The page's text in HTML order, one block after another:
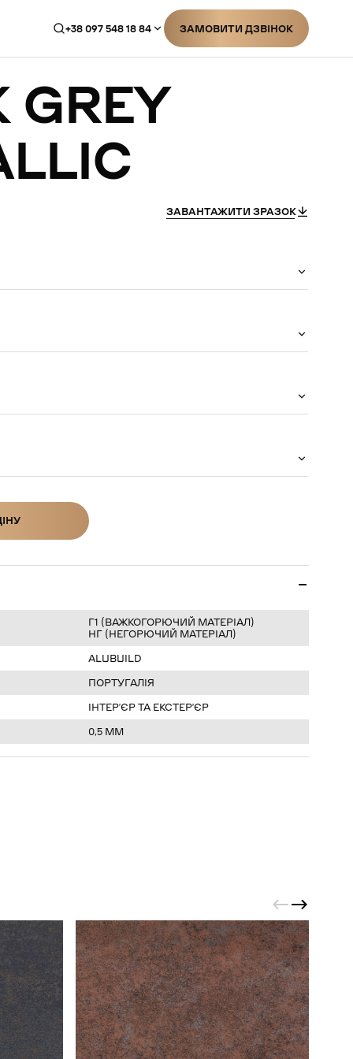
+38 097 548 18 84 ЗАМОВИТИ ДЗВІНОК
GREY
ЗАВАНТАЖИТИ ЗРАЗОК
Г1 (ВАЖКОГОРЮЧИЙ МАТЕРІАЛ)
НГ (НЕГОРЮЧИЙ МАТЕРІАЛ)
ALUBUILD
ПОРТУГАЛІЯ
ІНТЕРʼЄР ТА ЕКСТЕРʼЄР
0,5 ММ